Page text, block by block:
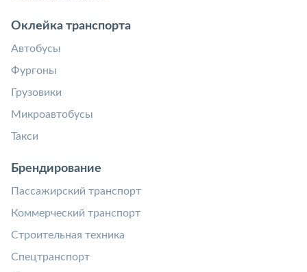
Оклейка транспорта
Автобусы
Фургоны
Грузовики
Микроавтобусы
Такси
Брендирование
Пассажирский транспорт
Коммерческий транспорт
Строительная техника
Спецтранспорт